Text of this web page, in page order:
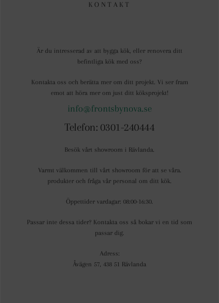
KONTAKT
Är du intresserad av att bygga kök, eller renovera ditt
befintliga kök med oss?
Kontakta oss och berätta mer om ditt projekt. Vi ser fram
emot att höra mer om just ditt köksprojekt!
info@frontsbynova.se
Telefon: 0301-240444
Besök vårt showroom i Rävlanda.
Varmt välkommen till vårt showroom för att se våra.
produkter och fråga vår personal om ditt kök.
Öppettider vardagar: 08:00-16:30.
Passar inte dessa tider? Kontakta oss så bokar vi en tid som
passar dig.
Adress:
Åvägen 57, 438 51 Rävlanda